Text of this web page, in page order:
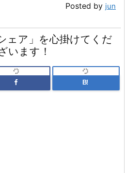
Posted by jun
ェア」を心掛けてくだ
います！
B!